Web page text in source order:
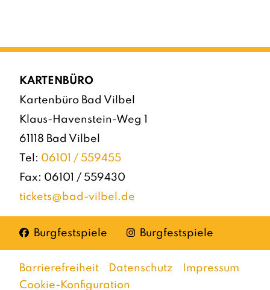
KARTENBÜRO
Kartenbüro Bad Vilbel
Klaus-Havenstein-Weg 1
61118 Bad Vilbel
Tel: 06101 / 559455
Fax: 06101 / 559430
tickets@bad-vilbel.de
Facebook
Burgfestspiele Instagram
Burgfestspiele
Barrierefreiheit Datenschutz
Impressum
Cookie-Konfiguration